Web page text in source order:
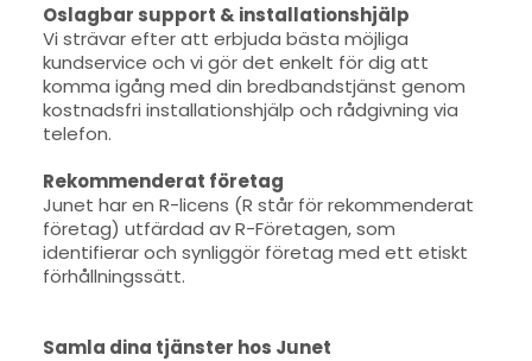
Oslagbar support & installationshjälp
Vi strävar efter att erbjuda bästa möjliga
kundservice och vi gör det enkelt för dig att
komma igång med din bredbandstjänst genom
kostnadsfri installationshjälp och rådgivning via
telefon.
Rekommenderat företag
Junet har en R-licens (R står för rekommenderat
företag) utfärdad av R-Företagen, som
identifierar och synliggör företag med ett etiskt
förhållningssätt.
Samla dina tjänster hos Junet